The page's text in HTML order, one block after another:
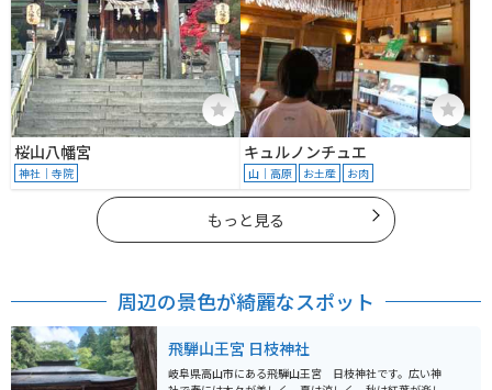
桜山八幡宮
神社｜寺院
キュルノンチュエ
山｜高原 お土産 お肉
もっと見る
周辺の景色が綺麗なスポット
飛騨山王宮 日枝神社
岐阜県高山市にある飛騨山王宮 日枝神社です。広い神